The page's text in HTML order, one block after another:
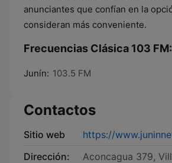
anunciantes que confían en la
consideran más conveniente.
Frecuencias Clásica 103 FM:
Junín: 103.5 FM
Contactos
Sitio web
https://
Dirección:
Aconcagua 379,